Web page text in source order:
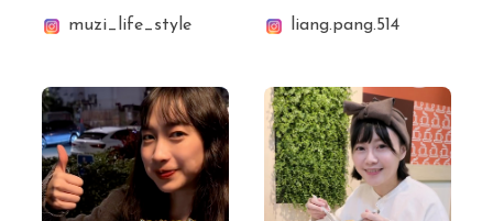
muzi_life_style liang.pang.514